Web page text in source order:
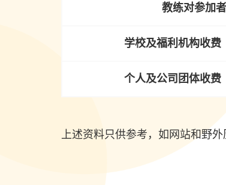
教练对参加
学校及福利机构收费
个人及公司团体收费
上述资料只供参考，如网站和野